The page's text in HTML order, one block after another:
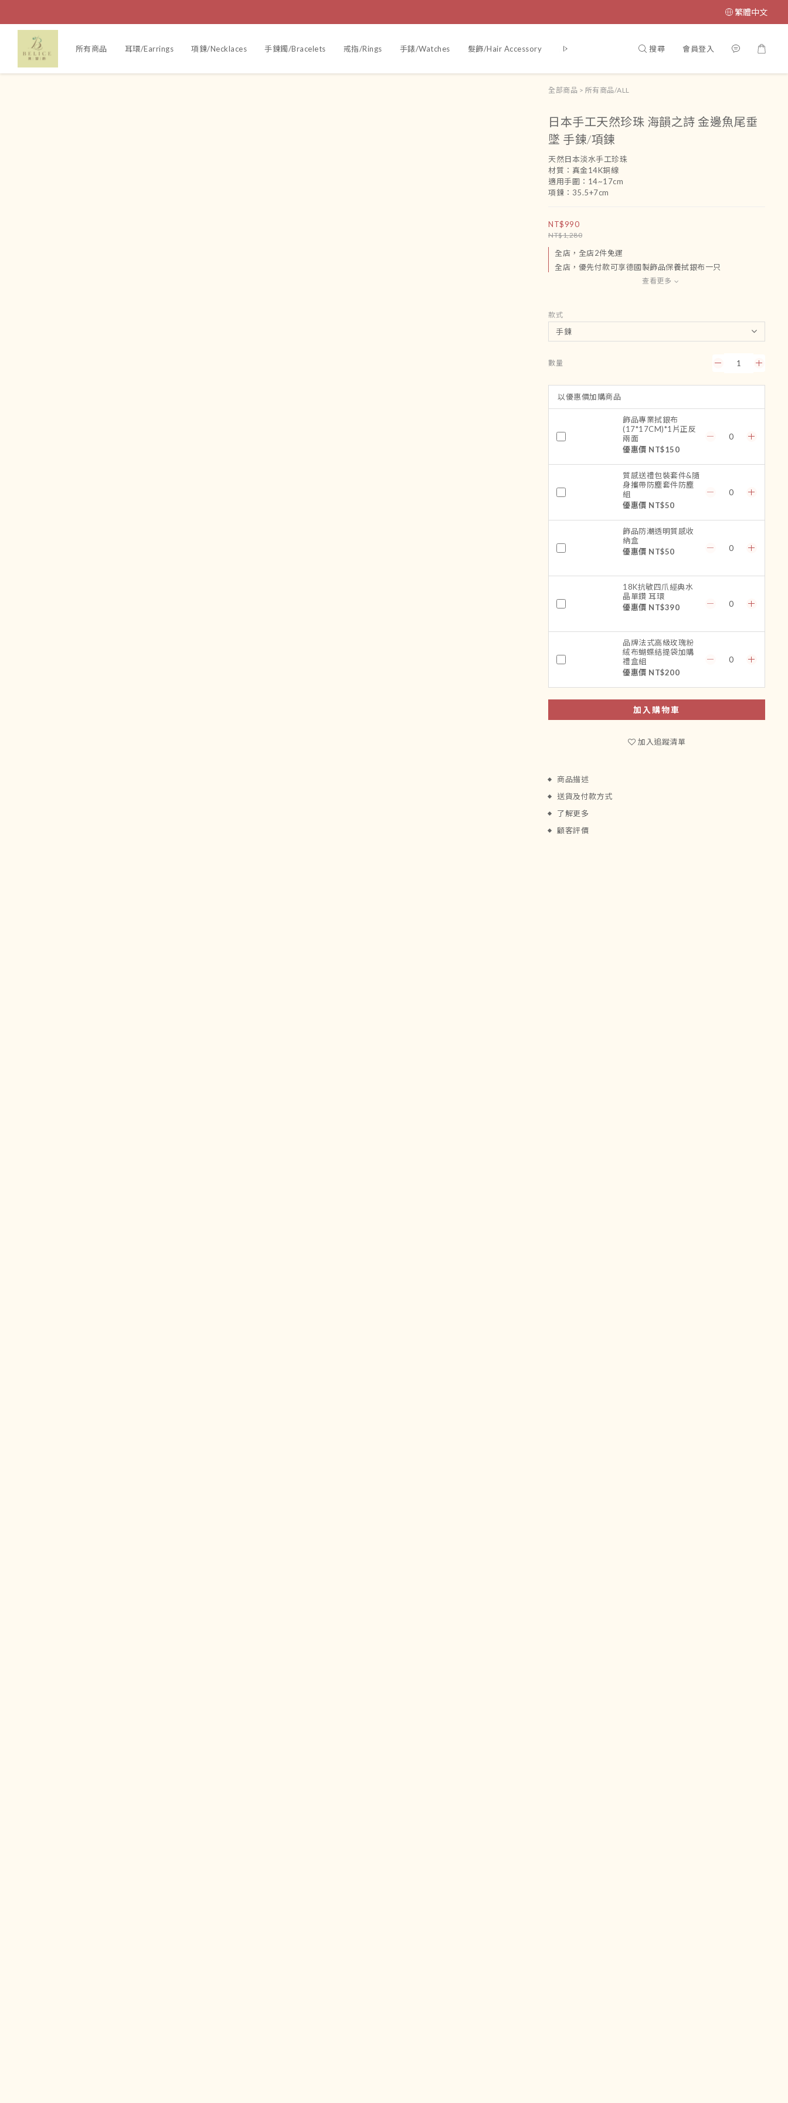
繁體中文
所有商品 耳環/Earrings 項鍊/Necklaces 手鍊鐲/Bracelets 戒指/Rings 手錶/Watches 髮飾/Hair Accessory 腳鏈 運送政策及付款方式 條款與細則
搜尋 會員登入
全部商品 > 所有商品/ALL
日本手工天然珍珠 海韻之詩 金邊魚尾垂
墜 手鍊/項鍊
天然日本淡水手工珍珠
材質：真金14K銅線
適用手圍：14~17cm
項鍊：35.5+7cm
NT$990
NT$1,280
全店，全店2件免運
全店，優先付款可享德國製飾品保養拭銀布一只
查看更多
款式
數量
以優惠價加購商品
飾品專業拭銀布
(17*17CM)*1片正反
兩面
優惠價 NT$150
質感送禮包裝套件&隨
身攜帶防塵套件防塵
組
優惠價 NT$50
飾品防潮透明質感收
納盒
優惠價 NT$50
18K抗敏四爪經典水
晶單鑽 耳環
優惠價 NT$390
品牌法式高級玫瑰粉
絨布蝴蝶結提袋加購
禮盒組
優惠價 NT$200
加入購物車
加入追蹤清單
商品描述
送貨及付款方式
了解更多
顧客評價